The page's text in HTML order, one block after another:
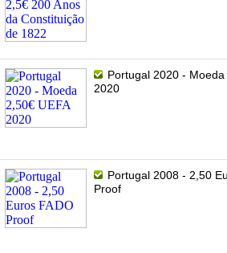
Portugal 2020 - Moeda
2020
Portugal 2008 - 2,50
Proof